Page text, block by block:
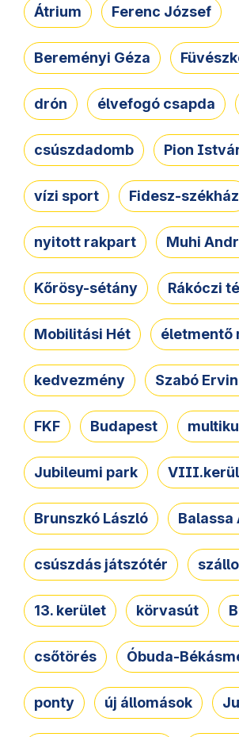
Átrium Ferenc József
Bereményi Géza
drón élvefogó csapda
csúszdadomb Pion
vízi sport Fidesz-székház
nyitott rakpart Muhi
Kőrösy-sétány Rákóczi
Mobilitási Hét életmentő
kedvezmény Szabó
FKF Budapest
Jubileumi park
Brunszkó László Balassa
csúszdás játszótér
13. kerület körvasút
csőtörés Óbuda-
ponty új állomások